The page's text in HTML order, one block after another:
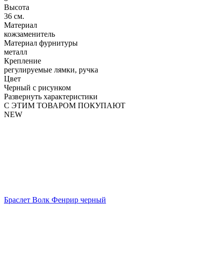
Высота
36 см.
Материал
кожзаменитель
Материал фурнитуры
металл
Крепление
регулируемые лямки, ручка
Цвет
Черный с рисунком
Развернуть характеристики
С ЭТИМ ТОВАРОМ ПОКУПАЮТ
NEW
Браслет Волк Фенрир черный